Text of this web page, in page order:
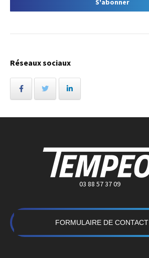
Réseaux sociaux
03 88 57 37 09
FORMULAIRE DE CONTACT